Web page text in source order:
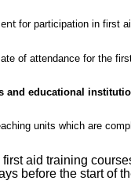
for participation in first
of attendance for the
and educational
units which are
aid training
before the start of